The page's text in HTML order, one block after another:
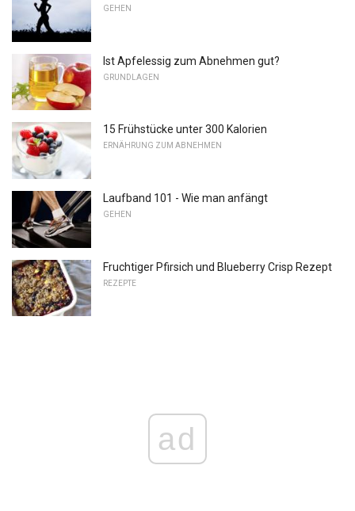
GEHEN
Ist Apfelessig zum Abnehmen gut?
GRUNDLAGEN
15 Frühstücke unter 300 Kalorien
ERNÄHRUNG ZUM ABNEHMEN
Laufband 101 - Wie man anfängt
GEHEN
Fruchtiger Pfirsich und Blueberry Crisp Rezept
REZEPTE
ad